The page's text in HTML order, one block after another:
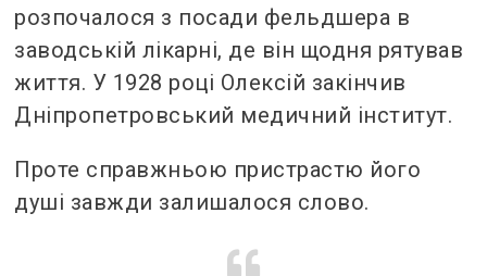
розпочалося з посади фельдшера в
заводській лікарні, де він щодня рятував
життя. У 1928 році Олексій закінчив
Дніпропетровський медичний інститут.
Проте справжньою пристрастю його
душі завжди залишалося слово.